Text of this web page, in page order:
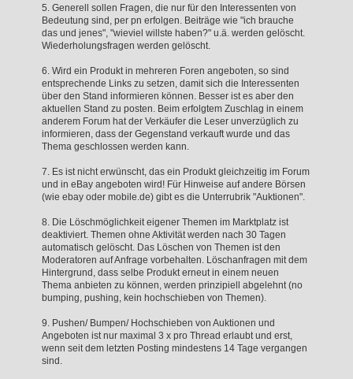
5. Generell sollen Fragen, die nur für den Interessenten von
Bedeutung sind, per pn erfolgen. Beiträge wie "ich brauche
das und jenes", "wieviel willste haben?" u.ä. werden gelöscht.
Wiederholungsfragen werden gelöscht.
6. Wird ein Produkt in mehreren Foren angeboten, so sind
entsprechende Links zu setzen, damit sich die Interessenten
über den Stand informieren können. Besser ist es aber den
aktuellen Stand zu posten. Beim erfolgtem Zuschlag in einem
anderem Forum hat der Verkäufer die Leser unverzüglich zu
informieren, dass der Gegenstand verkauft wurde und das
Thema geschlossen werden kann.
7. Es ist nicht erwünscht, das ein Produkt gleichzeitig im Forum
und in eBay angeboten wird! Für Hinweise auf andere Börsen
(wie ebay oder mobile.de) gibt es die Unterrubrik "Auktionen".
8. Die Löschmöglichkeit eigener Themen im Marktplatz ist
deaktiviert. Themen ohne Aktivität werden nach 30 Tagen
automatisch gelöscht. Das Löschen von Themen ist den
Moderatoren auf Anfrage vorbehalten. Löschanfragen mit dem
Hintergrund, dass selbe Produkt erneut in einem neuen
Thema anbieten zu können, werden prinzipiell abgelehnt (no
bumping, pushing, kein hochschieben von Themen).
9. Pushen/ Bumpen/ Hochschieben von Auktionen und
Angeboten ist nur maximal 3 x pro Thread erlaubt und erst,
wenn seit dem letzten Posting mindestens 14 Tage vergangen
sind.